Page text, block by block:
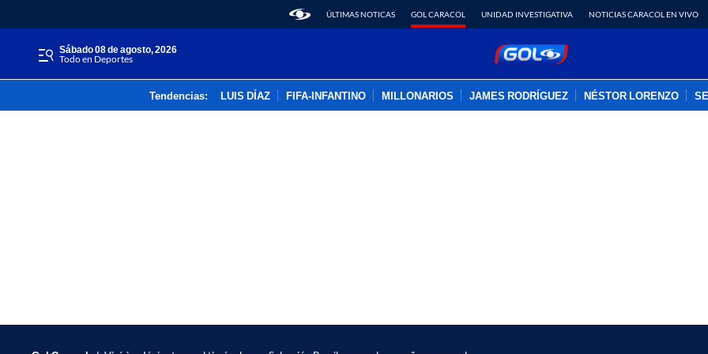
ÚLTIMAS NOTICAS GOL CARACOL UNIDAD INVESTIGATIVA NOTICIAS CARACOL EN VIVO
sábado 08 de agosto, 2026
Todo en Deportes
Tendencias: LUIS DÍAZ FIFA-INFANTINO MILLONARIOS JAMES RODRÍGUEZ NÉSTOR LORENZO